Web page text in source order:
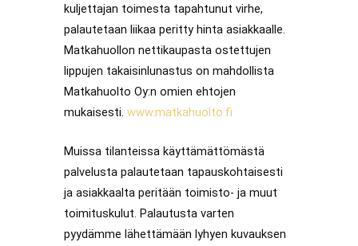
kuljettajan toimesta tapahtunut virhe,
palautetaan liikaa peritty hinta asiakkaalle.
Matkahuollon nettikaupasta ostettujen
lippujen takaisinlunastus on mahdollista
Matkahuolto Oy:n omien ehtojen
mukaisesti. www.matkahuolto.fi
Muissa tilanteissa käyttämättömästä
palvelusta palautetaan tapauskohtaisesti
ja asiakkaalta peritään toimisto- ja muut
toimituskulut. Palautusta varten
pyydämme lähettämään lyhyen kuvauksen